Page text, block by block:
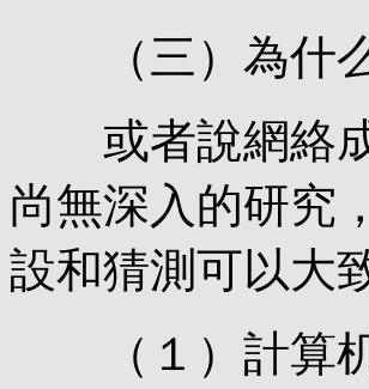
（三）為什么
或者說網絡成
尚無深入的研究
設和猜測可以大
（１）計算机